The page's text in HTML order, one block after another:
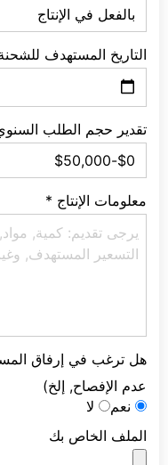
التاريخ المستهدف للشحنة
تقدير حجم الطلب السنوي
معلومات الإنتاج *
هل ترغب في إرفاق
عدم الإفصاح, إلخ)
نعم
لا
الملف الخاص بك